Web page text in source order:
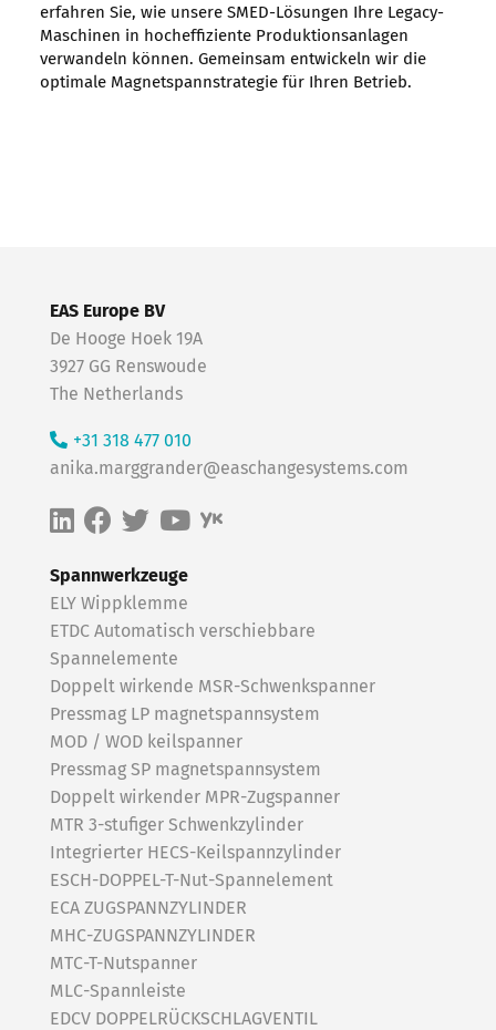
erfahren Sie, wie unsere SMED-Lösungen Ihre Legacy-
Maschinen in hocheffiziente Produktionsanlagen
verwandeln können. Gemeinsam entwickeln wir die
optimale Magnetspannstrategie für Ihren Betrieb.
Spannwerkzeuge
ELY Wippklemme
ETDC Automatisch verschiebbare
Spannelemente
Doppelt wirkende MSR-Schwenkspanner
Pressmag LP magnetspannsystem
MOD / WOD keilspanner
Pressmag SP magnetspannsystem
Doppelt wirkender MPR-Zugspanner
MTR 3-stufiger Schwenkzylinder
Integrierter HECS-Keilspannzylinder
ESCH-DOPPEL-T-Nut-Spannelement
ECA ZUGSPANNZYLINDER
MHC-ZUGSPANNZYLINDER
MTC-T-Nutspanner
MLC-Spannleiste
EDCV DOPPELRÜCKSCHLAGVENTIL
EAS Europe BV
De Hooge Hoek 19A
3927 GG Renswoude
The Netherlands
+31 318 477 010
anika.marggrander@easchangesystems.com